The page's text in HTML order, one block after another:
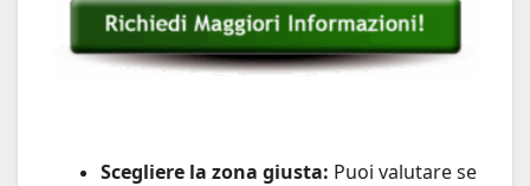
Scegliere la zona giusta: Puoi valutare se